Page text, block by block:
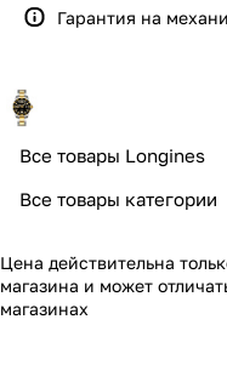
Гарантия на
Все товары Longines
Все товары категории
Цена действительна
магазина и может
магазинах